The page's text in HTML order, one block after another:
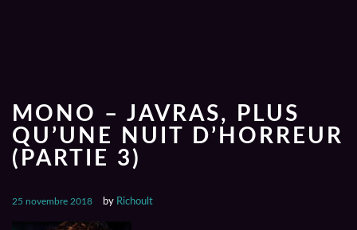
MONO – JAVRAS, PLUS
QU’UNE NUIT D’HORREUR
(PARTIE 3)
25 novembre 2018 by Richoult